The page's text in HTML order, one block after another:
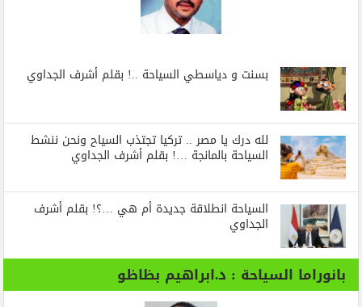
بسنت و دياسطي السياحة ..! بقلم أشرف الجداوي
لله درك يا مصر .. تركيا تجتذب السياح ونحن ننشط
السياحة بالمانجة …! بقلم أشرف الجداوي
السياحة انطلاقة جديدة أم هي …؟! بقلم أشرف
الجداوي
بانوراما السياحة : د.ابراهيم بظاظو